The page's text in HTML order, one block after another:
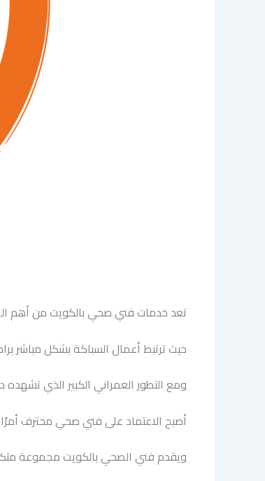
تعد خدمات فني صحي بالكويت من أهم
حيث ترتبط أعمال السباكة بشكل مباشر
ومع التطور العمراني الكبير الذي تشهده
أصبح الاعتماد على فني صحي محترف
ويقدم فني الصحي بالكويت مجموعة